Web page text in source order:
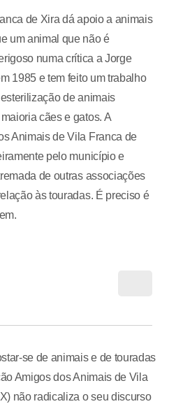
de Xira dá apoio a animais
um animal que não é
numa crítica a Jorge
1985 e tem feito um trabalho
de animais
cães e gatos. A
Animais de Vila Franca de
pelo município e
de outras associações
às touradas. É preciso é
se de animais e de touradas
Amigos dos Animais de Vila
não radicaliza o seu discurso